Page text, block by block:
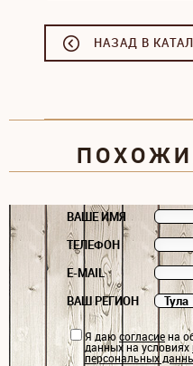
НАЗАД В
ВАШЕ ИМЯ
ТЕЛЕФОН
E-MAIL
ВАШ РЕГИОН
Я даюсогласиена
данных на условиях
персональных